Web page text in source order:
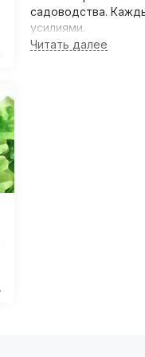
садоводства.
усилиями.